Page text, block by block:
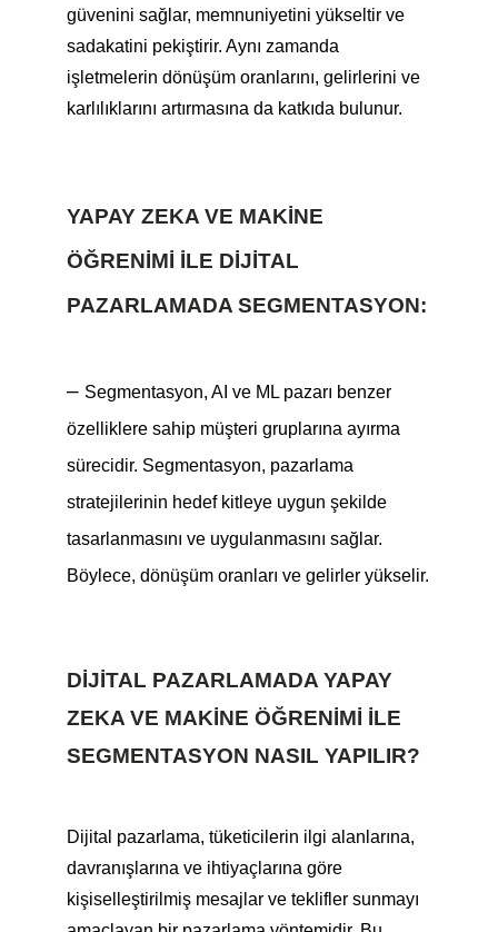
güvenini sağlar, memnuniyetini yükseltir ve
sadakatini pekiştirir. Aynı zamanda
işletmelerin dönüşüm oranlarını, gelirlerini ve
karlılıklarını artırmasına da katkıda bulunur.
YAPAY ZEKA VE MAKINE
ÖĞRENIMI ILE DIJITAL
PAZARLAMADA SEGMENTASYON:
– Segmentasyon, AI ve ML pazarı benzer
özelliklere sahip müşteri gruplarına ayırma
sürecidir. Segmentasyon, pazarlama
stratejilerinin hedef kitleye uygun şekilde
tasarlanmasını ve uygulanmasını sağlar.
Böylece, dönüşüm oranları ve gelirler yükselir.
DIJITAL PAZARLAMADA YAPAY
ZEKA VE MAKINE ÖĞRENIMI ILE
SEGMENTASYON NASIL YAPILIR?
Dijital pazarlama, tüketicilerin ilgi alanlarına,
davranışlarına ve ihtiyaçlarına göre
kişiselleştirilmiş mesajlar ve teklifler sunmayı